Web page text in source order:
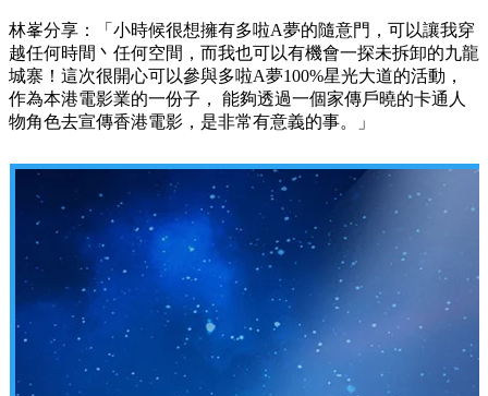
林峯分享：「小時候很想擁有多啦A夢的隨意門，可以讓我穿
越任何時間丶任何空間，而我也可以有機會一探未拆卸的九龍
城寨！這次很開心可以參與多啦A夢100%星光大道的活動，
作為本港電影業的一份子， 能夠透過一個家傳戶曉的卡通人
物角色去宣傳香港電影，是非常有意義的事。」